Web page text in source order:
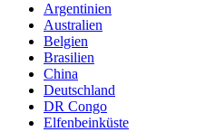
Argentinien
Australien
Belgien
Brasilien
China
Deutschland
DR Congo
Elfenbeinküste